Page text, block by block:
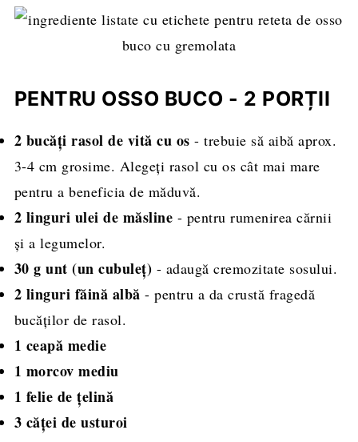
PENTRU OSSO BUCO - 2 PORȚII
2 bucăți rasol de vită cu os - trebuie să aibă aprox.
3-4 cm grosime. Alegeți rasol cu os cât mai mare
pentru a beneficia de măduvă.
2 linguri ulei de măsline - pentru rumenirea cărnii
și a legumelor.
30 g unt (un cubuleț) - adaugă cremozitate sosului.
2 linguri făină albă - pentru a da crustă fragedă
bucăților de rasol.
1 ceapă medie
1 morcov mediu
1 felie de țelină
3 căței de usturoi